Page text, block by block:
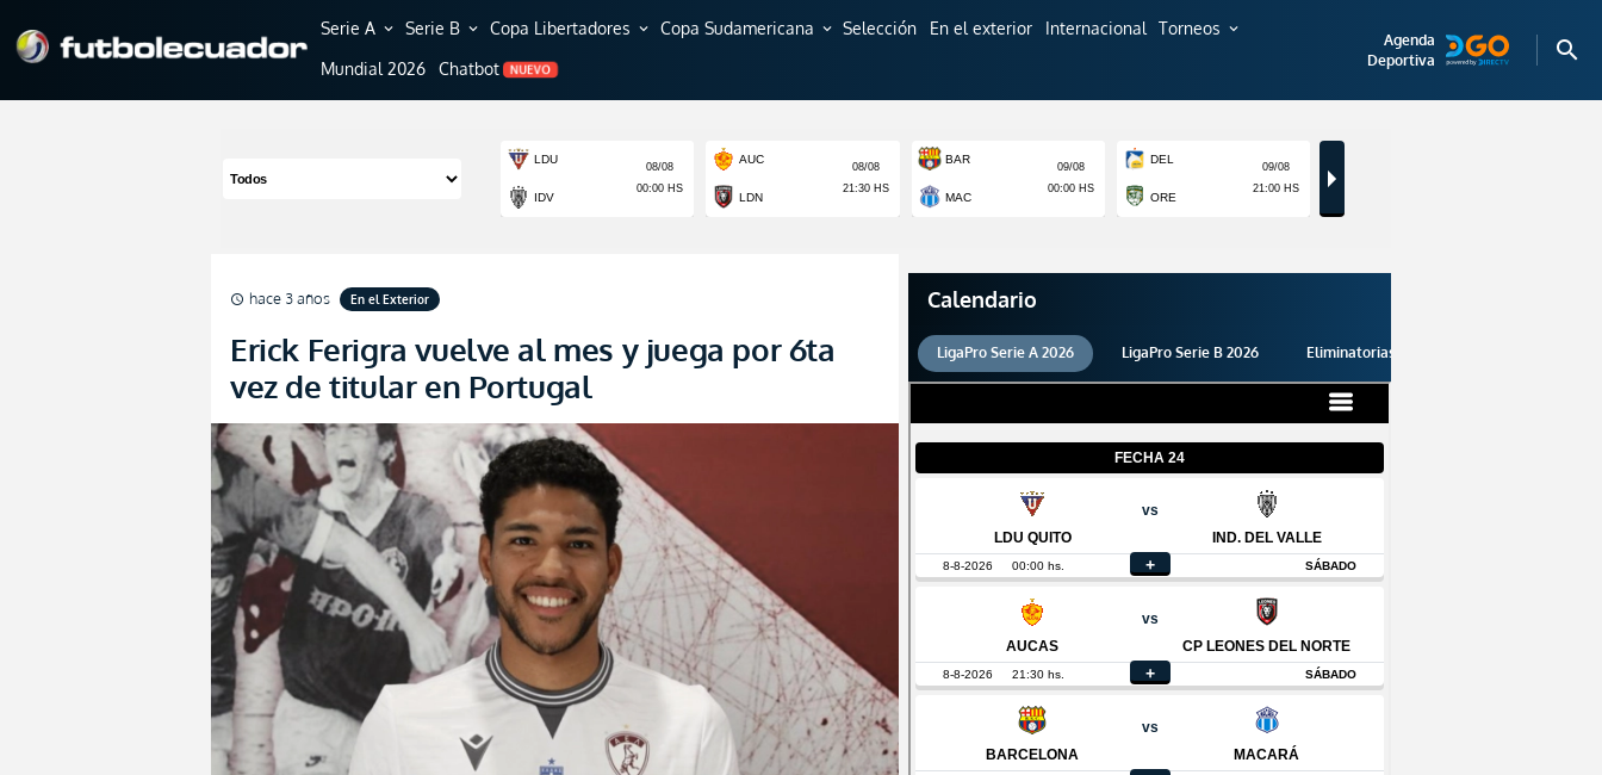
Serie A expand_more Serie B expand_more Copa Libertadores expand_more Copa Sudamericana expand_more Selección En el exterior Internacional Torneos expand_more
Mundial 2026 Chatbot NUEVO
Agenda
Deportiva
search
schedule hace 3 años En el Exterior
Erick Ferigra vuelve al mes y juega por 6ta
vez de titular en Portugal
Calendario
LigaPro Serie A 2026 LigaPro Serie B 2026 Eliminatorias 2026